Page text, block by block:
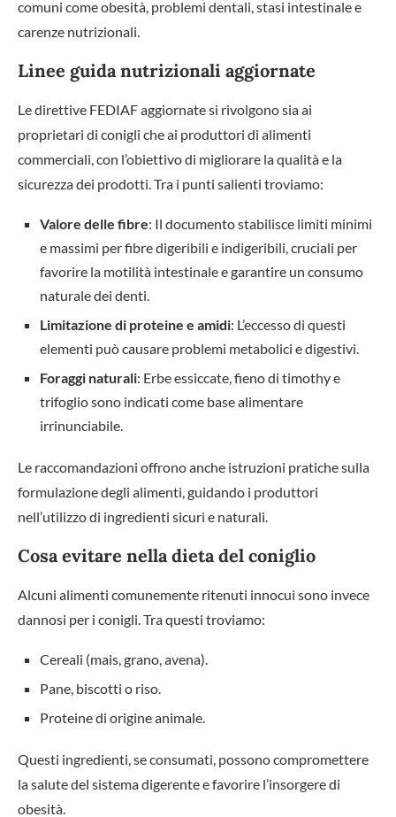
comuni come obesità, problemi dentali, stasi intestinale e
carenze nutrizionali.
Linee guida nutrizionali aggiornate
Le direttive FEDIAF aggiornate si rivolgono sia ai
proprietari di conigli che ai produttori di alimenti
commerciali, con l’obiettivo di migliorare la qualità e la
sicurezza dei prodotti. Tra i punti salienti troviamo:
Valore delle fibre: Il documento stabilisce limiti minimi
e massimi per fibre digeribili e indigeribili, cruciali per
favorire la motilità intestinale e garantire un consumo
naturale dei denti.
Limitazione di proteine e amidi: L’eccesso di questi
elementi può causare problemi metabolici e digestivi.
Foraggi naturali: Erbe essiccate, fieno di timothy e
trifoglio sono indicati come base alimentare
irrinunciabile.
Le raccomandazioni offrono anche istruzioni pratiche sulla
formulazione degli alimenti, guidando i produttori
nell’utilizzo di ingredienti sicuri e naturali.
Cosa evitare nella dieta del coniglio
Alcuni alimenti comunemente ritenuti innocui sono invece
dannosi per i conigli. Tra questi troviamo:
Cereali (mais, grano, avena).
Pane, biscotti o riso.
Proteine di origine animale.
Questi ingredienti, se consumati, possono compromettere
la salute del sistema digerente e favorire l’insorgere di
obesità.